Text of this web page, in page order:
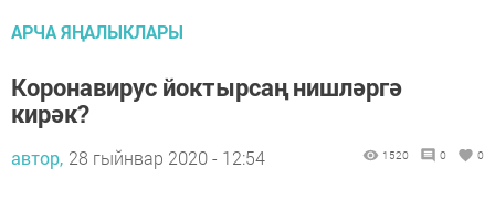
АРЧА ЯҢАЛЫКЛАРЫ
Коронавирус йоктырсаң нишләргә
кирәк?
автор, 28 гыйнвар 2020 - 12:54 1520 0 0